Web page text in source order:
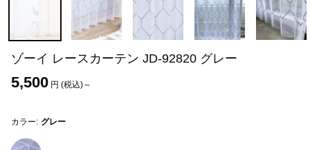
ゾーイ レースカーテン JD-92820 グレー
5,500 円 (税込)～
カラー: グレー